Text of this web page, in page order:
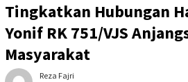
Tingkatkan Hubungan
Yonif RK 751/VJS
Masyarakat
Reza Fajri